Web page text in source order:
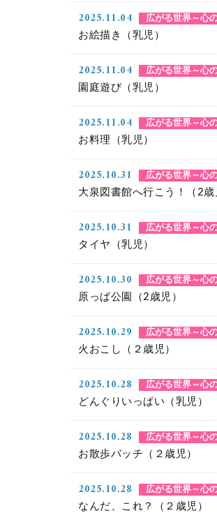
2025.11.04 広がる世界～心
お絵描き（乳児）
2025.11.04 広がる世界～心
園庭遊び（乳児）
2025.11.04 広がる世界～心
お料理（乳児）
2025.10.31 広がる世界～心
大泉図書館へ行こう！（2歳
2025.10.31 広がる世界～心
タイヤ（乳児）
2025.10.30 広がる世界～心
原っぱ公園（2歳児）
2025.10.29 広がる世界～心
火おこし（２歳児）
2025.10.28 広がる世界～心
どんぐりいっぱい（乳児）
2025.10.28 広がる世界～心
お散歩バッチ（２歳児）
2025.10.28 広がる世界～心
なんだ、これ？（２歳児）